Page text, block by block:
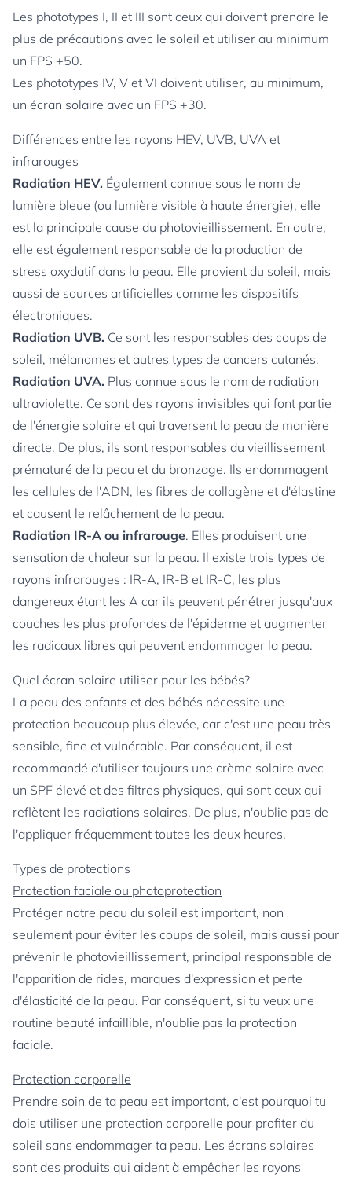
Les phototypes I, II et III sont ceux qui doivent prendre le
plus de précautions avec le soleil et utiliser au minimum
un FPS +50.
Les phototypes IV, V et VI doivent utiliser, au minimum,
un écran solaire avec un FPS +30.
Différences entre les rayons HEV, UVB, UVA et
infrarouges
Radiation HEV. Également connue sous le nom de
lumière bleue (ou lumière visible à haute énergie), elle
est la principale cause du photovieillissement. En outre,
elle est également responsable de la production de
stress oxydatif dans la peau. Elle provient du soleil, mais
aussi de sources artificielles comme les dispositifs
électroniques.
Radiation UVB. Ce sont les responsables des coups de
soleil, mélanomes et autres types de cancers cutanés.
Radiation UVA. Plus connue sous le nom de radiation
ultraviolette. Ce sont des rayons invisibles qui font partie
de l'énergie solaire et qui traversent la peau de manière
directe. De plus, ils sont responsables du vieillissement
prématuré de la peau et du bronzage. Ils endommagent
les cellules de l'ADN, les fibres de collagène et d'élastine
et causent le relâchement de la peau.
Radiation IR-A ou infrarouge. Elles produisent une
sensation de chaleur sur la peau. Il existe trois types de
rayons infrarouges : IR-A, IR-B et IR-C, les plus
dangereux étant les A car ils peuvent pénétrer jusqu'aux
couches les plus profondes de l'épiderme et augmenter
les radicaux libres qui peuvent endommager la peau.
Quel écran solaire utiliser pour les bébés?
La peau des enfants et des bébés nécessite une
protection beaucoup plus élevée, car c'est une peau très
sensible, fine et vulnérable. Par conséquent, il est
recommandé d'utiliser toujours une crème solaire avec
un SPF élevé et des filtres physiques, qui sont ceux qui
reflètent les radiations solaires. De plus, n'oublie pas de
l'appliquer fréquemment toutes les deux heures.
Types de protections
Protection faciale ou photoprotection
Protéger notre peau du soleil est important, non
seulement pour éviter les coups de soleil, mais aussi pour
prévenir le photovieillissement, principal responsable de
l'apparition de rides, marques d'expression et perte
d'élasticité de la peau. Par conséquent, si tu veux une
routine beauté infaillible, n'oublie pas la protection
faciale.
Protection corporelle
Prendre soin de ta peau est important, c'est pourquoi tu
dois utiliser une protection corporelle pour profiter du
soleil sans endommager ta peau. Les écrans solaires
sont des produits qui aident à empêcher les rayons